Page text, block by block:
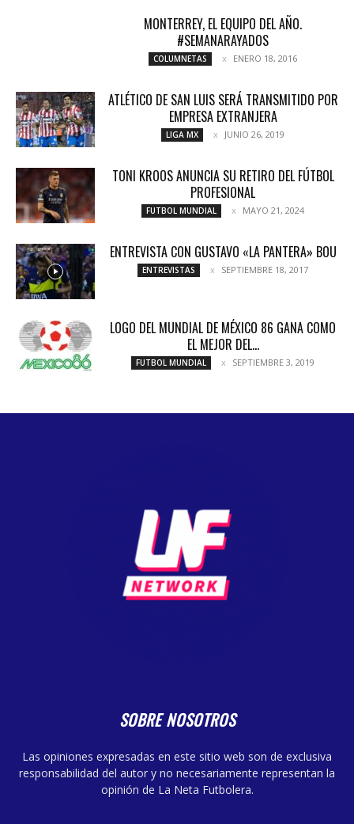
MONTERREY, EL EQUIPO DEL AÑO.
#SEMANARAYADOS
COLUMNETAS ENERO 18, 2016
ATLÉTICO DE SAN LUIS SERÁ TRANSMITIDO POR
EMPRESA EXTRANJERA
LIGA MX JUNIO 26, 2019
TONI KROOS ANUNCIA SU RETIRO DEL FÚTBOL
PROFESIONAL
FUTBOL MUNDIAL MAYO 21, 2024
ENTREVISTA CON GUSTAVO «LA PANTERA» BOU
ENTREVISTAS SEPTIEMBRE 18, 2017
LOGO DEL MUNDIAL DE MÉXICO 86 GANA COMO
EL MEJOR DEL...
FUTBOL MUNDIAL SEPTIEMBRE 3, 2019
SOBRE NOSOTROS
Las opiniones expresadas en este sitio web son de exclusiva
responsabilidad del autor y no necesariamente representan la
opinión de La Neta Futbolera.